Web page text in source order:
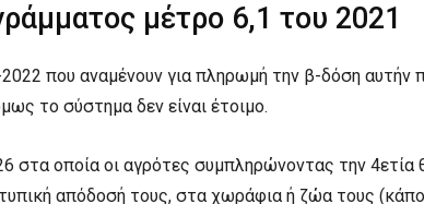
μέτρο 6,1 του 2021
που αναμένουν για πληρωμή την β-δόση αυτήν
το σύστημα δεν είναι έτοιμο.
στα οποία οι αγρότες συμπληρώνοντας την 4ετία
απόδοσή τους, στα χωράφια ή ζώα τους